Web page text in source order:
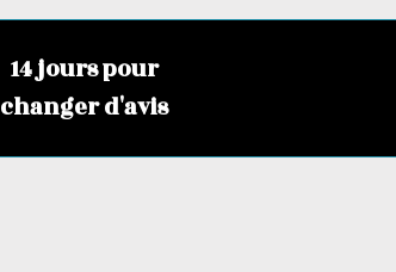
14 jours pour
changer d'avis